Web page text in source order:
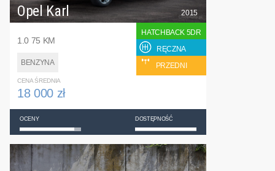
Opel Karl
1.0 75 KM
BENZYNA
2015
HATCHBACK 5DR
RĘCZNA
PRZEDNI
CENA ŚREDNIA
18 000 zł
OCENY DOSTĘPNOŚĆ